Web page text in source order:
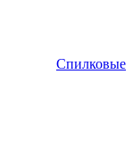
Спилковые